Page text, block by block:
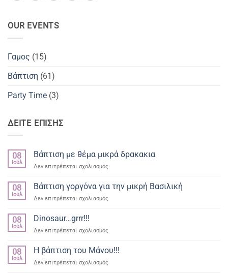
OUR EVENTS
Γαμος (15)
Βάπτιση (61)
Party Time (3)
ΔΕΙΤΕ ΕΠΙΣΗΣ
08
Ιούλ
Βάπτιση με θέμα μικρά δρακακια
Δεν επιτρέπεται σχολιασμόςστο
με
θέμα
08
Ιούλ
Βάπτιση γοργόνα για την μικρή Βασιλική
Δεν επιτρέπεται σχολιασμόςστο
Βασιλική
08
Ιούλ
Dinosaur…grrr!!!
Δεν επιτρέπεται σχολιασμόςστο
grrr!!!
08
Ιούλ
Η βάπτιση του Μάνου!!!
Δεν επιτρέπεται σχολιασμόςστο